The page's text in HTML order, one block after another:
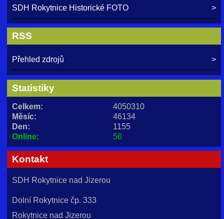
SDH Rokytnice Historické FOTO
RSS
Přehled zdrojů
Statistiky
Online: 56
Celkem:
4050310
Měsíc:
46134
Den:
1155
Kontakt
SDH Rokytnice nad Jizerou
Dolní Rokytnice čp. 333
Rokytnice nad Jizerou